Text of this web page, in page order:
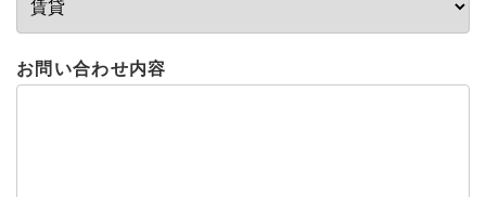
お問い合わせ内容